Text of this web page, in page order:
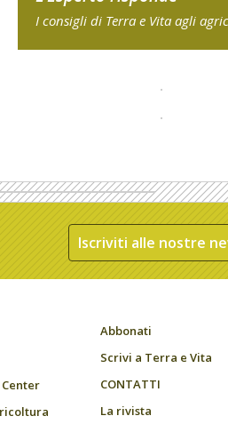
I consigli di Terra e Vita agli
Iscriviti alle nostre
Abbonati
Scrivi a Terra e Vita
CONTATTI
La rivista